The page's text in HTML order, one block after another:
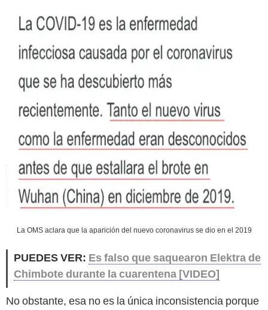
La OMS aclara que la aparición del nuevo coronavirus se dio en el 2019
PUEDES VER: Es falso que saquearon Elektra de
Chimbote durante la cuarentena [VIDEO]
No obstante, esa no es la única inconsistencia porque